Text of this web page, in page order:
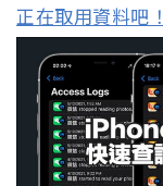
正在取用資料吧！